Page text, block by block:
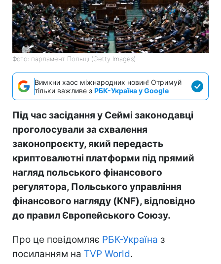
Фото: парламент Польщі (Getty Images)
Вимкни хаос міжнародних новин! Отримуй
тільки важливе з РБК-Україна у Google
Під час засідання у Сеймі законодавці
проголосували за схвалення
законопроєкту, який передасть
криптовалютні платформи під прямий
нагляд польського фінансового
регулятора, Польського управління
фінансового нагляду (KNF), відповідно
до правил Європейського Союзу.
Про це повідомляє РБК-Україна з
посиланням на TVP World.